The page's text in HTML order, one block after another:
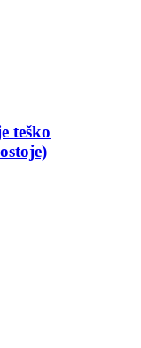
teško